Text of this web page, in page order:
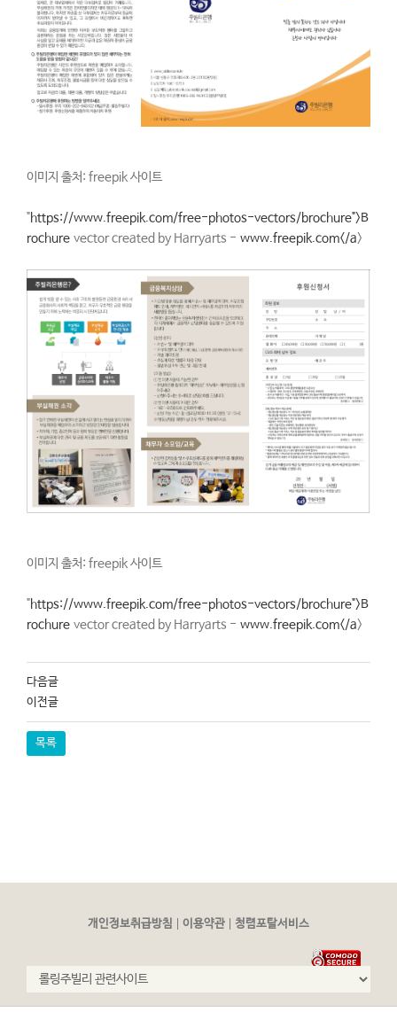
이미지 출처: freepik 사이트
"https://www.freepik.com/free-photos-vectors/brochure">B
rochure vector created by Harryarts - www.freepik.com</a>
이미지 출처: freepik 사이트
"https://www.freepik.com/free-photos-vectors/brochure">B
rochure vector created by Harryarts - www.freepik.com</a>
다음글
이전글
목록
개인정보취급방침 | 이용약관 | 청렴포탈서비스